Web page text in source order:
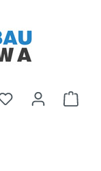
Du hast 0